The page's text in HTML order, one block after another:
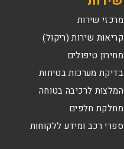
מרכזי שירות
קריאות שירות (ריקול)
מחירון טיפולים
בדיקת מערכות בטיחות
המלצות לרכיבה בטוחה
מחלקת חלפים
ספרי רכב ומידע ללקוחות